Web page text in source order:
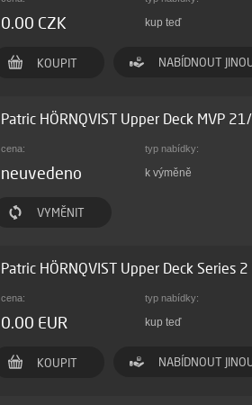
0.00 CZK kup teď
KOUPIT NABÍDNOUT
Patric HÖRNQVIST Upper Deck MVP
cena: typ nabídky:
neuvedeno k výměně
VYMĚNIT
Patric HÖRNQVIST Upper Deck Series
cena: typ nabídky:
0.00 EUR kup teď
KOUPIT NABÍDNOUT